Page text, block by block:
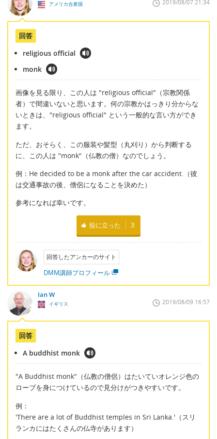
アメリカ合衆国 2019/08/07 21:34
回答
religious official
monk
画像を見る限り、この人は "religious official"（宗教関係
者）で間違いないと思います。何の宗教かはっきり分からな
いときは、"religious official" という一般的な言い方ができ
ます。
ただ、おそらく、この服装や髪型（丸刈り）から判断する
に、この人は "monk"（仏教の僧）なのでしょう。
例：He decided to be a monk after the car accident.（彼
は交通事故の後、僧侶になることを決めた）
参考になれば幸いです。
役に立った 3
回答したアンカーのサイト
DMM講師プロフィール
Ian W
イギリス 2019/08/09 16:57
回答
A buddhist monk
"A Buddhist monk"（仏教の僧侶）はたいていオレンジ色の
ローブを身につけているので見分けがつきやすいです。
例：
'There are a lot of Buddhist temples in Sri Lanka.'（スリ
ランカにはたくさんの仏寺があります）